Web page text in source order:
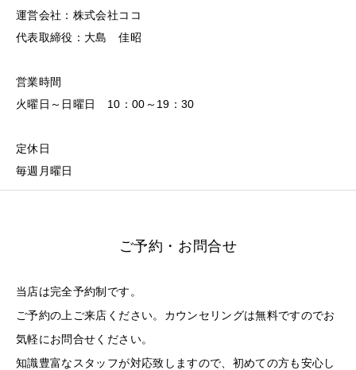
運営会社：株式会社ココ
代表取締役：大島 佳昭
営業時間
火曜日～日曜日 10：00～19：30
定休日
毎週月曜日
ご予約・お問合せ
当店は完全予約制です。
ご予約の上ご来店ください。カウンセリングは無料ですのでお
気軽にお問合せください。
知識豊富なスタッフが対応致しますので、初めての方も安心し